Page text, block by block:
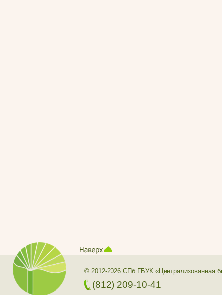
© 2012-2026 СПб ГБУК «Централизованная
(812) 209-10-41